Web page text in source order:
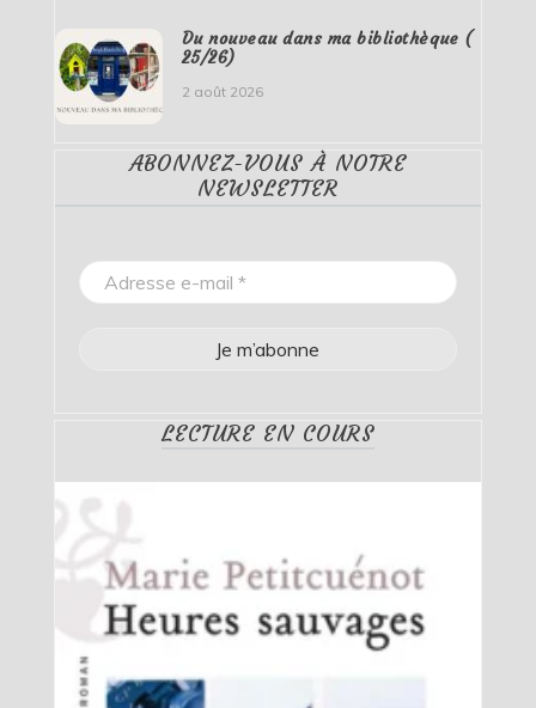
Du nouveau dans ma bibliothèque (
25/26)
2 août 2026
ABONNEZ-VOUS À NOTRE
NEWSLETTER
LECTURE EN COURS